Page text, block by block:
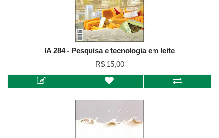
IA 284 - Pesquisa e tecnologia em leite
R$ 15,00